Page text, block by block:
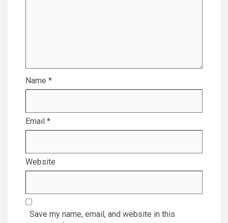
Name *
Email *
Website
Save my name, email, and website in this